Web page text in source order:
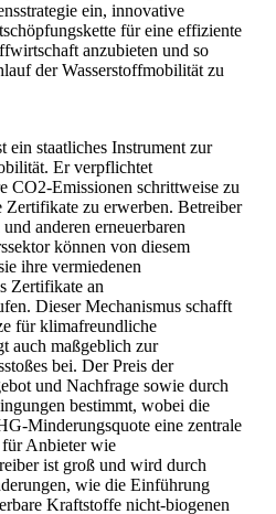
ein, innovative
für eine effiziente
anzubieten und so
der Wasserstoffmobilität zu
staatliches Instrument zur
Er verpflichtet
CO2-Emissionen schrittweise zu
Zertifikate zu erwerben. Betreiber
anderen erneuerbaren
können von diesem
ihre vermiedenen
Zertifikate an
Dieser Mechanismus schafft
für klimafreundliche
auch maßgeblich zur
bei. Der Preis der
und Nachfrage sowie durch
bestimmt, wobei die
Minderungsquote eine zentrale
Anbieter wie
ist groß und wird durch
wie die Einführung
Kraftstoffe nicht-biogenen